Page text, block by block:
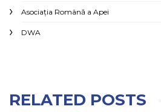
Asociaţia Română a Apei
DWA
RELATED POSTS